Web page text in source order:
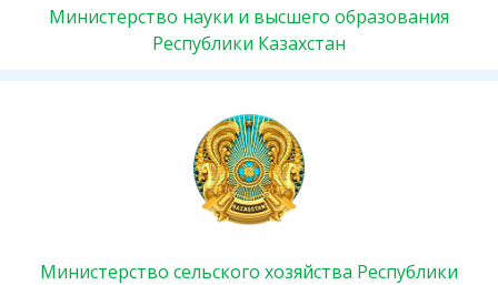
Министерство науки и высшего образования
Республики Казахстан
Министерство сельского хозяйства Республики